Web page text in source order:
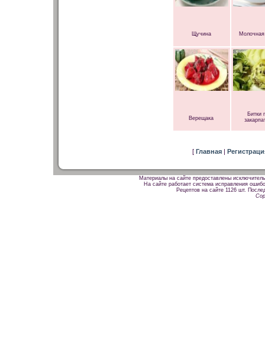
Щучина
Верещака
Битки
[ Главная |
Материалы на сайте предоставлены
На сайте работает система исправления
Рецептов на сайте 1126 шт.